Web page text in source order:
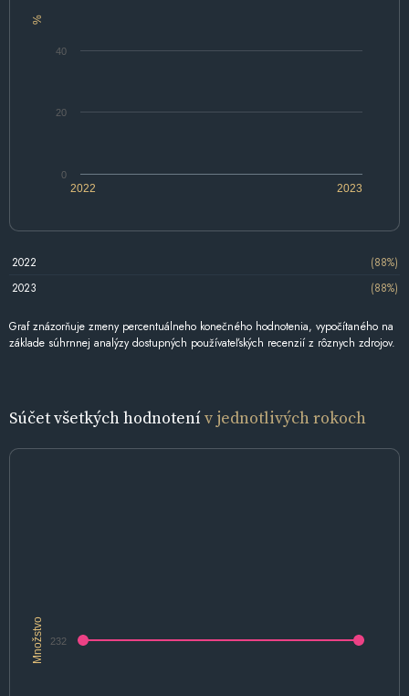
%
2022 2023
0
20
40
2022
(88%)
2023
(88%)
Graf znázorňuje zmeny percentuálneho konečného hodnotenia, vypočítaného na
základe súhrnnej analýzy dostupných používateľských recenzií z rôznych zdrojov.
Súčet všetkých hodnotenív jednotlivých rokoch
Množstvo 232